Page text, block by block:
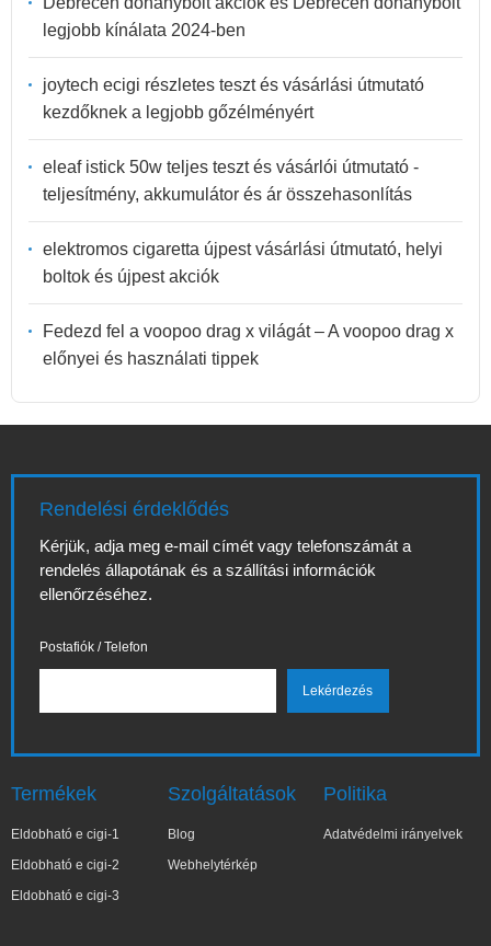
legjobb kínálata 2024-ben
joytech ecigi részletes teszt és vásárlási útmutató
kezdőknek a legjobb gőzélményért
eleaf istick 50w teljes teszt és vásárlói útmutató -
teljesítmény, akkumulátor és ár összehasonlítás
elektromos cigaretta újpest vásárlási útmutató, helyi
boltok és újpest akciók
Fedezd fel a voopoo drag x világát – A voopoo drag x
előnyei és használati tippek
Rendelési érdeklődés
Kérjük, adja meg e-mail címét vagy telefonszámát a
rendelés állapotának és a szállítási információk
ellenőrzéséhez.
Postafiók / Telefon
Termékek
Eldobható e cigi-1
Eldobható e cigi-2
Eldobható e cigi-3
Szolgáltatások
Blog
Webhelytérkép
Politika
Adatvédelmi irányelvek